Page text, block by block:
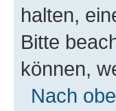
halten,
Bitte
können,
Nach